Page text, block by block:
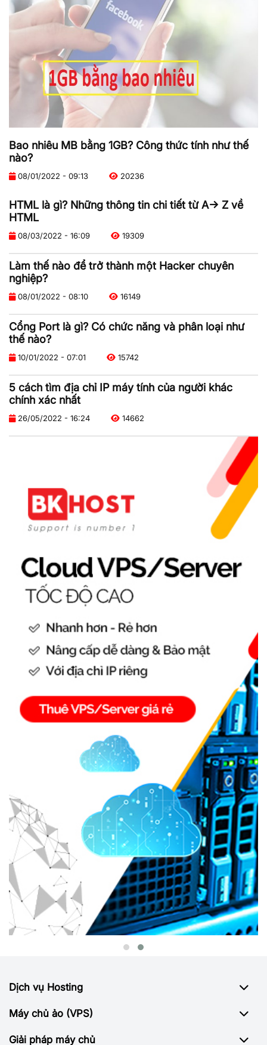
Bao nhiêu MB bằng 1GB? Công thức tính như thế
nào?
08/01/2022 - 09:13 20236
HTML là gì? Những thông tin chi tiết từ A-> Z về
HTML
08/03/2022 - 16:09 19309
Làm thế nào để trở thành một Hacker chuyên
nghiệp?
08/01/2022 - 08:10 16149
Cổng Port là gì? Có chức năng và phân loại như
thế nào?
10/01/2022 - 07:01 15742
5 cách tìm địa chỉ IP máy tính của người khác
chính xác nhất
26/05/2022 - 16:24 14662
Dịch vụ Hosting
Máy chủ ảo (VPS)
Giải pháp máy chủ